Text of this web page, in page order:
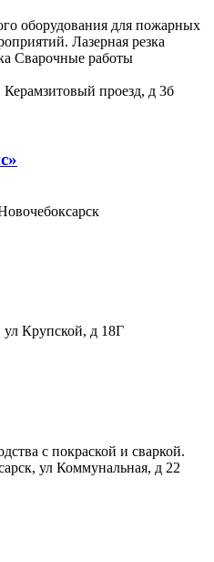
оборудования для пожарных
Лазерная резка
Сварочные работы
проезд, д 3б
ул Крупской, д 18Г
с покраской и сваркой.
ул Коммунальная, д 22